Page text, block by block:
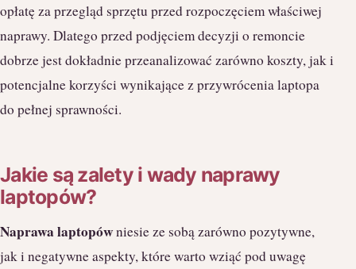
opłatę za przegląd sprzętu przed rozpoczęciem właściwej
naprawy. Dlatego przed podjęciem decyzji o remoncie
dobrze jest dokładnie przeanalizować zarówno koszty, jak i
potencjalne korzyści wynikające z przywrócenia laptopa
do pełnej sprawności.
Jakie są zalety i wady naprawy
laptopów?
Naprawa laptopówniesie ze sobą zarówno pozytywne,
jak i negatywne aspekty, które warto wziąć pod uwagę